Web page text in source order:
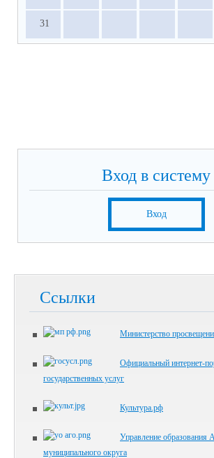
31
Вход в систему
Вход
Ссылки
Министерство
Официальный интернет-
государственных услуг
Культура.рф
Управление образования
муниципального округа